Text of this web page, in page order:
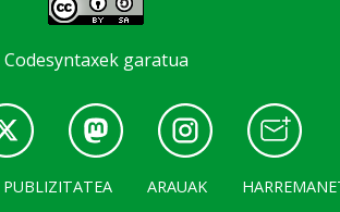
Codesyntaxek garatua
PUBLIZITATEA ARAUAK